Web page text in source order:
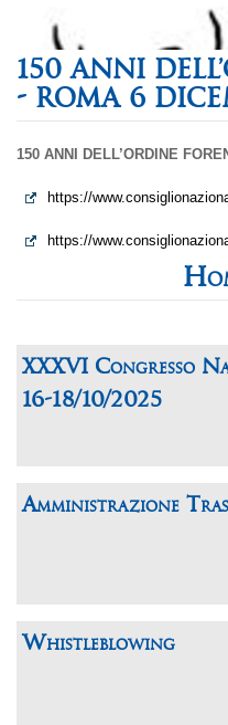
150 ANNI
- ROMA 6
150 ANNI DELL’ORDINE
https://
https://
XXXVI Congresso
16-18/10/2025
Amministrazione
Whistleblowing